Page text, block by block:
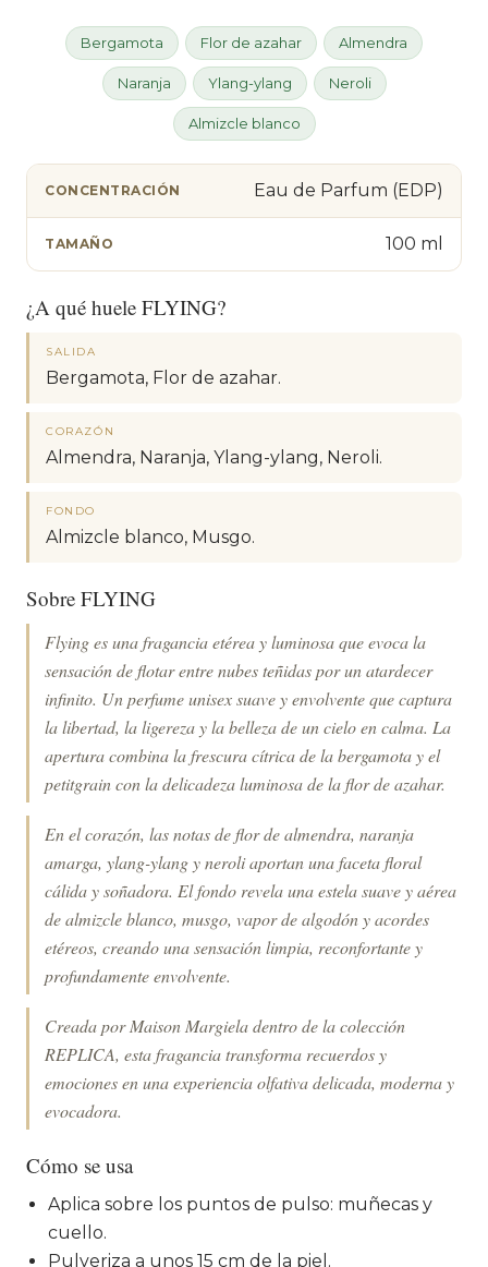
Bergamota Flor de azahar Almendra
Naranja Ylang-ylang Neroli
Almizcle blanco
CONCENTRACIÓN Eau de Parfum (EDP)
TAMAÑO 100 ml
¿A qué huele FLYING?
SALIDA
Bergamota, Flor de azahar.
CORAZÓN
Almendra, Naranja, Ylang-ylang, Neroli.
FONDO
Almizcle blanco, Musgo.
Sobre FLYING
Flying es una fragancia etérea y luminosa que evoca la
sensación de flotar entre nubes teñidas por un atardecer
infinito. Un perfume unisex suave y envolvente que captura
la libertad, la ligereza y la belleza de un cielo en calma. La
apertura combina la frescura cítrica de la bergamota y el
petitgrain con la delicadeza luminosa de la flor de azahar.
En el corazón, las notas de flor de almendra, naranja
amarga, ylang-ylang y neroli aportan una faceta floral
cálida y soñadora. El fondo revela una estela suave y aérea
de almizcle blanco, musgo, vapor de algodón y acordes
etéreos, creando una sensación limpia, reconfortante y
profundamente envolvente.
Creada por Maison Margiela dentro de la colección
REPLICA, esta fragancia transforma recuerdos y
emociones en una experiencia olfativa delicada, moderna y
evocadora.
Cómo se usa
Aplica sobre los puntos de pulso: muñecas y
cuello.
Pulveriza a unos 15 cm de la piel.